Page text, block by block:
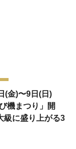
(金)〜9日(日)
機まつり」開
級に盛り上がる3